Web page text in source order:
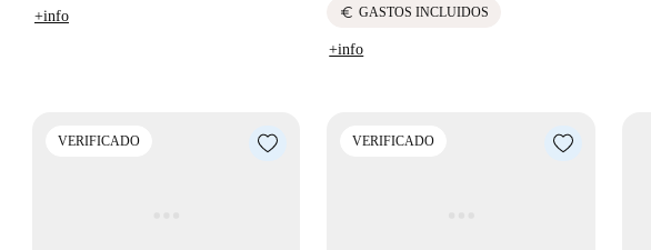
+info euro GASTOS INCLUIDOS
+info
VERIFICADO VERIFICADO